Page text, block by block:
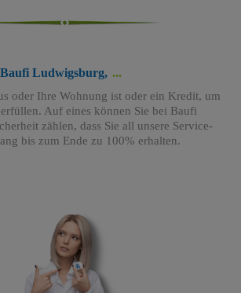
Ludwigsburg,
oder Ihre Wohnung ist oder ein Kredit, um
Auf eines können Sie bei Baufi
zählen, dass Sie all unsere Service-
bis zum Ende zu 100% erhalten.